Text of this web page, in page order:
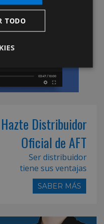
Hazte Distribuidor
Oficial de AFT
Ser distribuidor
tiene sus ventajas
SABER MÁS
TODO